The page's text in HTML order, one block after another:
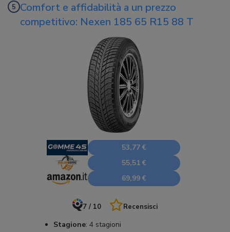
Comfort e affidabilità a un prezzo
competitivo: Nexen 185 65 R15 88 T
53,77 €
55,51 €
69,99 €
7 / 10 Recensisci
Stagione: 4 stagioni